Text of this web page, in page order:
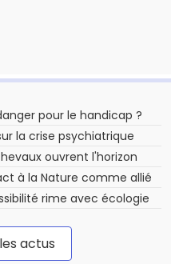
pour le handicap ?
la crise psychiatrique
ouvrent l'horizon
à la Nature comme allié
rime avec écologie
actus